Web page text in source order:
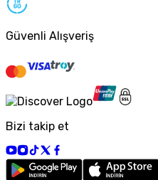
Güvenli Alışveriş
Bizi takip et